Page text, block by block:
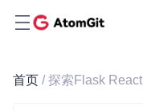
首页